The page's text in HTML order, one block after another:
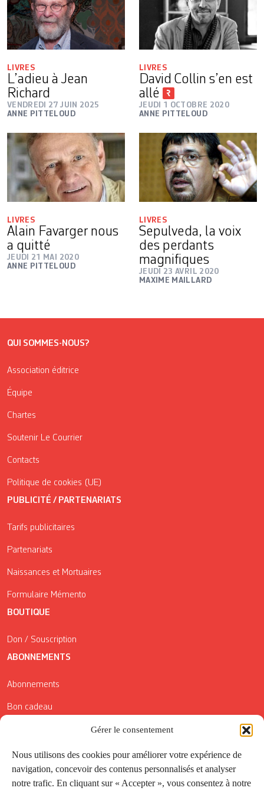
Gérer le consentement
Nous utilisons des cookies pour améliorer votre expérience de
navigation, concevoir des contenus personnalisés et analyser
notre trafic. En cliquant sur « Accepter », vous consentez à notre
LIVRES
L’adieu à Jean
Richard
VENDREDI 27 JUIN 2025
ANNE PITTELOUD
LIVRES
David Collin s’en est
allé
JEUDI 1 OCTOBRE 2020
ANNE PITTELOUD
LIVRES
Alain Favarger nous
a quitté
JEUDI 21 MAI 2020
ANNE PITTELOUD
LIVRES
Sepulveda, la voix
des perdants
magnifiques
JEUDI 23 AVRIL 2020
MAXIME MAILLARD
QUI SOMMES-NOUS?
Association éditrice
Équipe
Chartes
Soutenir Le Courrier
Contacts
Politique de cookies (UE)
PUBLICITÉ / PARTENARIATS
Tarifs publicitaires
Partenariats
Naissances et Mortuaires
Formulaire Mémento
BOUTIQUE
Don / Souscription
ABONNEMENTS
Abonnements
Bon cadeau
Conditions générales de vente
Réductions de la Carte Côté Courrier
Application